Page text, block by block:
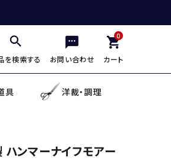
を検索する お問い合わせ
0
カート
具 洋裁・調理
ンマーナイフモアー